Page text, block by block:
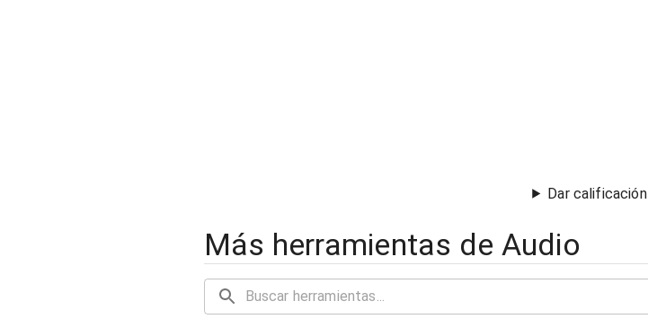
Dar calificación
Más herramientas de Audio